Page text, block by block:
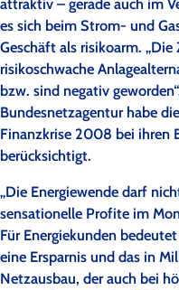
es sich beim Strom- und
Geschäft als risikoarm.
risikoschwache
bzw. sind negativ
Bundesnetzagentur habe
Finanzkrise 2008 bei ihren
berücksichtigt.
„Die Energiewende darf
sensationelle Profite im
Für Energiekunden
eine Ersparnis und das in
Netzausbau, der auch bei